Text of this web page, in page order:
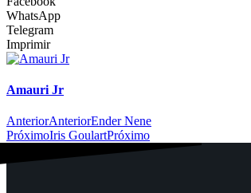
WhatsApp
Telegram
Imprimir
Amauri Jr
AnteriorAnteriorEnder Nene
PróximoIris GoulartPróximo